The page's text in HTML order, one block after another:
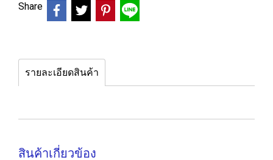
Share
รายละเอียดสินค้า
สินค้าเกี่ยวข้อง